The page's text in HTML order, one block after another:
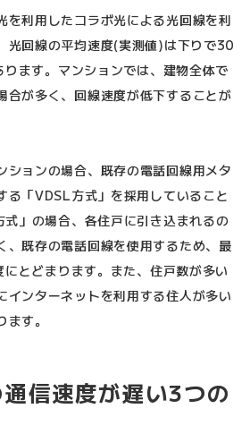
を利用したコラボ光による光回線を利
光回線の平均速度(実測値)は下りで30
ます。マンションでは、建物全体で
合が多く、回線速度が低下することが
ションの場合、既存の電話回線用メタ
る「VDSL方式」を採用していること
」の場合、各住戸に引き込まれるの
、既存の電話回線を使用するため、最
とどまります。また、住戸数が多い
インターネットを利用する住人が多い
す。
信速度が遅い3つの